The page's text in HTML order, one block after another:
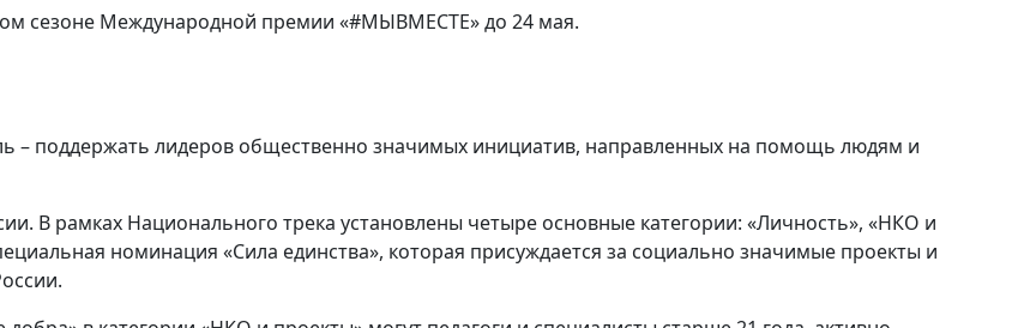
сезоне Международной премии «#МЫВМЕСТЕ» до 24 мая.
– поддержать лидеров общественно значимых инициатив, направленных на помощь людям и
В рамках Национального трека установлены четыре основные категории: «Личность», «НКО и
номинация «Сила единства», которая присуждается за социально значимые проекты и